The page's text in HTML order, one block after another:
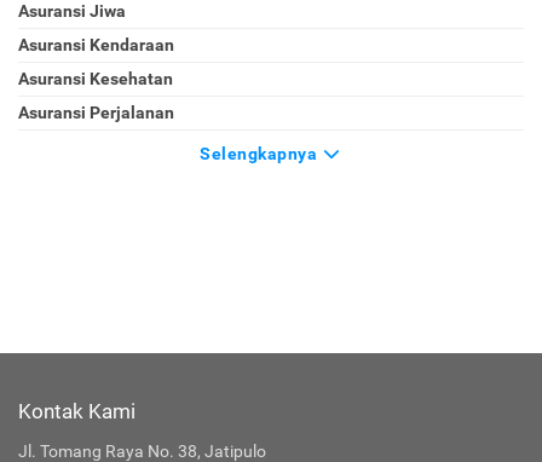
Asuransi Jiwa
Asuransi Kendaraan
Asuransi Kesehatan
Asuransi Perjalanan
Selengkapnya
Kontak Kami
Jl. Tomang Raya No. 38, Jatipulo